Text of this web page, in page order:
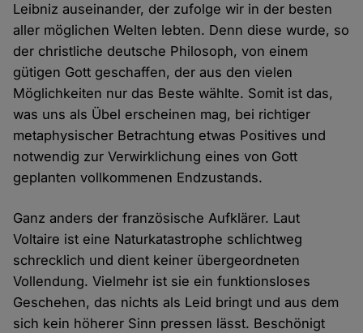
Leibniz auseinander, der zufolge wir in der besten
aller möglichen Welten lebten. Denn diese wurde, so
der christliche deutsche Philosoph, von einem
gütigen Gott geschaffen, der aus den vielen
Möglichkeiten nur das Beste wählte. Somit ist das,
was uns als Übel erscheinen mag, bei richtiger
metaphysischer Betrachtung etwas Positives und
notwendig zur Verwirklichung eines von Gott
geplanten vollkommenen Endzustands.
Ganz anders der französische Aufklärer. Laut
Voltaire ist eine Naturkatastrophe schlichtweg
schrecklich und dient keiner übergeordneten
Vollendung. Vielmehr ist sie ein funktionsloses
Geschehen, das nichts als Leid bringt und aus dem
sich kein höherer Sinn pressen lässt. Beschönigt